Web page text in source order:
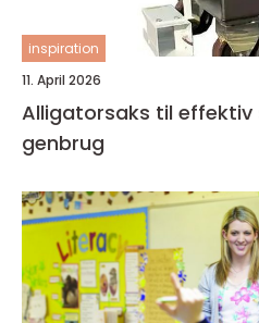
inspiration
11. April 2026
Alligatorsaks til
genbrug